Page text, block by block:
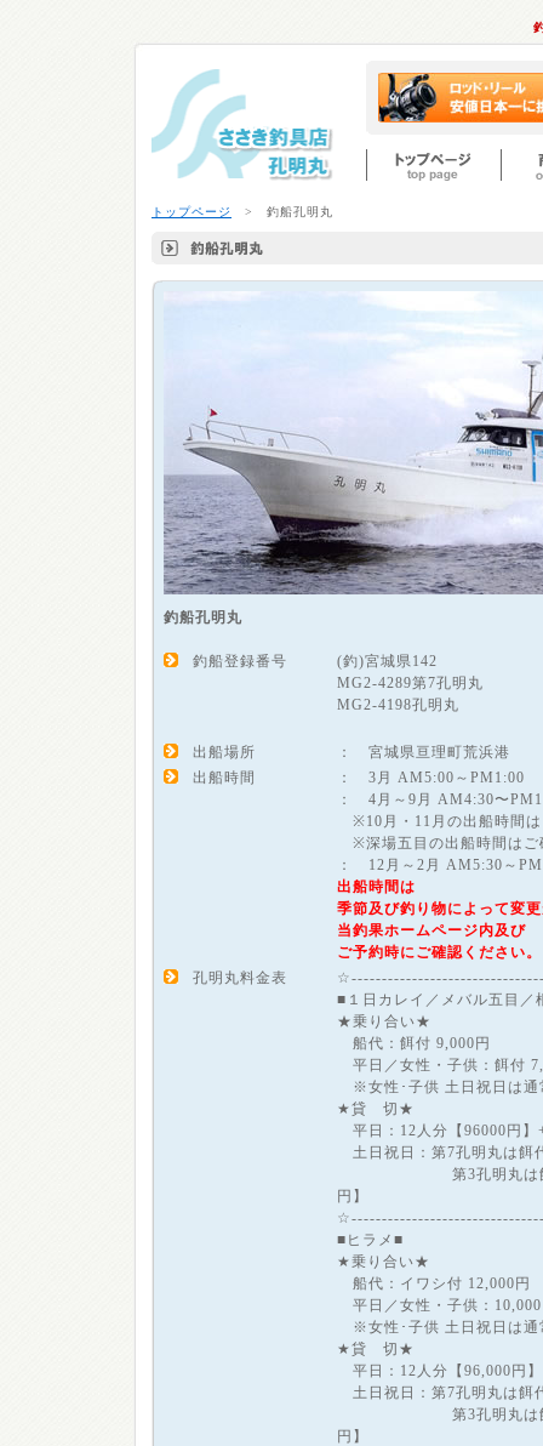
トップページ > 釣船孔明丸
釣船孔明丸
釣船登録番号
(釣)宮城県142
MG2-4289第7孔明丸
MG2-4198孔明丸
出船場所
： 宮城県亘理町荒浜港
出船時間
： 3月 AM5:00～PM1:00
： 4月～9月 AM4:30〜
※10月・11月の出船時間は
※深場五目の出船時間はご
： 12月～2月 AM5:30～
出船時間は
季節及び釣り物によって変
当釣果ホームページ内及び
ご予約時にご確認ください。
孔明丸料金表
■１日カレイ／メバル五目／
★乗り合い★
船代：餌付 9,000円
平日／女性・子供：餌付
※女性･子供 土日祝日は通
★貸 切★
平日：12人分【96000円】
土日祝日：第7孔明丸は餌
第3孔明丸は餌代込
円】
■ヒラメ■
★乗り合い★
船代：イワシ付 12,000円
平日／女性・子供：
※女性･子供 土日祝日は通
★貸 切★
平日：12人分【96,000円
土日祝日：第7孔明丸は餌
第3孔明丸は餌代込
円】